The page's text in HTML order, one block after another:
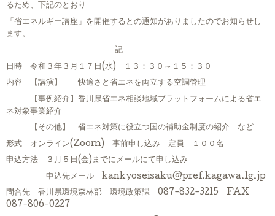
るため、下記のとおり
「省エネルギー講座」を開催するとの通知がありましたのでお知らせし
ます。
記
日時 令和３年３月１７日(水) １３：３０～１５：３０
内容 【講演】 快適さと省エネを両立する空調管理
【事例紹介】香川県省エネ相談地域プラットフォームによる省エ
ネ対象事業紹介
【その他】 省エネ対策に役立つ国の補助金制度の紹介 など
形式 オンライン(Zoom) 事前申し込み 定員 １００名
申込方法 ３月５日(金)までにメールにて申し込み
申込先メール kankyoseisaku@pref.kagawa.lg.jp
問合先 香川県環境森林部 環境政策課 087-832-3215 FAX
087-806-0227